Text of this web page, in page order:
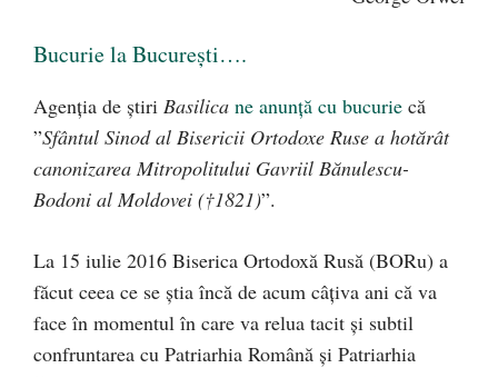
Bucurie la București….
Agenția de știri Basilica ne anunță cu bucurie că
”Sfântul Sinod al Bisericii Ortodoxe Ruse a hotărât
canonizarea Mitropolitului Gavriil Bănulescu-
Bodoni al Moldovei (†1821)”.
La 15 iulie 2016 Biserica Ortodoxă Rusă (BORu) a
făcut ceea ce se știa încă de acum câțiva ani că va
face în momentul în care va relua tacit și subtil
confruntarea cu Patriarhia Română și Patriarhia